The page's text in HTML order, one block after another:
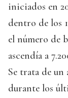
iniciados en
dentro de los
el número de
ascendía a
Se trata de un
durante los